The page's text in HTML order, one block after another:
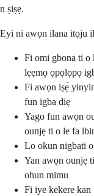
n ṣiṣẹ.
Eyi ni awọn ilana itọju
Fi omi gbona ti o
lẹẹmọ ọpọlọpọ
Fi awọn iṣẹ́
fun igba diẹ
Yago fun awọn
ounjẹ ti o le fa
Lo okun nigbati
Yan awọn ounjẹ
ohun mimu
Fi iye kekere kan